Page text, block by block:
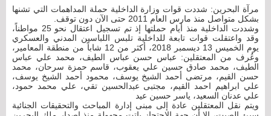
مرآة البحرين: شددت قوات وزارة الداخلية حملة المداهمات التي تشنها
بشكل متواصل منذ مارس العام 2011 حتى الآن دون توقف.
وشددت الداخلية منذ أيام حملتها إذ تم تسجيل اعتقال نحو 25 مواطناً،
وقد واعتقلت قوات تابعة للداخلية تلبس اللباسين المدني والعسكري
يوم الخميس 13 ديسمبر 2018، أكثر من 12 شاباً من منطقة المعامير،
وعُرف من المعتقلين: عباس حسن عباس الطيف، محمد علي عباس
الطيف، محمد صادق حسين علي يعقوب، قاسم حمزة سرحان، محمد
حسن القيم، مرتضى أحمد الشيخ يوسف، محمود أحمد الشيخ يوسف،
علي ابراهيم احمد القيم، مجتبى عبدالحسين تقي، علي محمد حمود،
علي عدنان السعيد، ياسر حسين عيد
ويتم نقل المعتقلين عادة إلى مبنى إدارة المباحث والتحقيقات الجنائية